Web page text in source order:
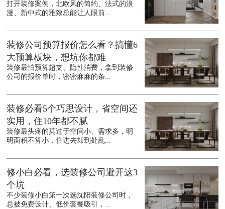
打开装修案例，北欧风的简约、法式的浪
漫、新中式的雅致总能让人眼前...
装修公司预算报价怎么看？搞懂6
大预算板块，想坑你都难
装修最怕预算超支、隐性消费，拿到装修
公司的报价单时，密密麻麻的条...
装修必看5个巧思设计，省空间还
实用，住10年都不腻
装修最头疼的莫过于空间小、需求多，明
明面积不算小，住进去却到处乱...
修小白必看，选装修公司避开这3
个坑
不少装修小白第一次选沈阳装修公司时，
总被免费设计、低价套餐吸引，...